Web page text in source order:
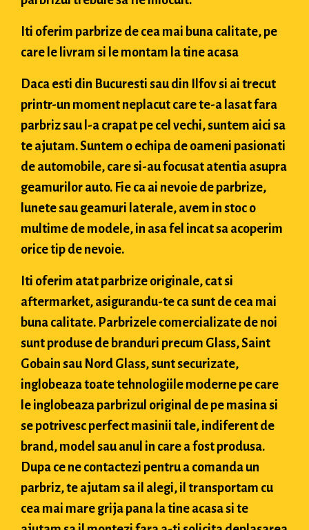
Iti oferim parbrize de cea mai buna calitate, pe
care le livram si le montam la tine acasa
Daca esti din Bucuresti sau din Ilfov si ai trecut
printr-un moment neplacut care te-a lasat fara
parbriz sau l-a crapat pe cel vechi, suntem aici sa
te ajutam. Suntem o echipa de oameni pasionati
de automobile, care si-au focusat atentia asupra
geamurilor auto. Fie ca ai nevoie de parbrize,
lunete sau geamuri laterale, avem in stoc o
multime de modele, in asa fel incat sa acoperim
orice tip de nevoie.
Iti oferim atat parbrize originale, cat si
aftermarket, asigurandu-te ca sunt de cea mai
buna calitate. Parbrizele comercializate de noi
sunt produse de branduri precum Glass, Saint
Gobain sau Nord Glass, sunt securizate,
inglobeaza toate tehnologiile moderne pe care
le inglobeaza parbrizul original de pe masina si
se potrivesc perfect masinii tale, indiferent de
brand, model sau anul in care a fost produsa.
Dupa ce ne contactezi pentru a comanda un
parbriz, te ajutam sa il alegi, il transportam cu
cea mai mare grija pana la tine acasa si te